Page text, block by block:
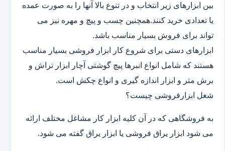
بین ابزارهای زیر انتخاب و در تنوع بالا آنها را به صورت عمده
یا تعدادی خرید کنند.همچنین چسب و پیچ و مهره نیز می
تواند برای فروش بسیار مناسب باشد.
ابزارهای دستی برای شروع کار ابزار فروشی بسیار مناسب
هستند که شامل انواع انبرها پیچ گوشتی آچار ابزار تراش و
برش متر و ابزار اندازه گیری و انواع چکش است.
شغل ابزارفروشی چیست؟
به فروشگاهی که در آن کلیه ابزار کار مشاغل مختلف ارائه
می شود ابزار یراق فروشی یا ابزار یراق گفته می شود.